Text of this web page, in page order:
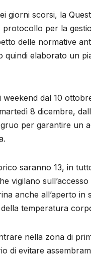
giorni scorsi, la
protocollo per la
delle normative
quindi elaborato un
dal 10
8 dicembre,
per garantire un
saranno 13, in
vigilano
anche all’aperto
temperatura
nella zona di
di evitare